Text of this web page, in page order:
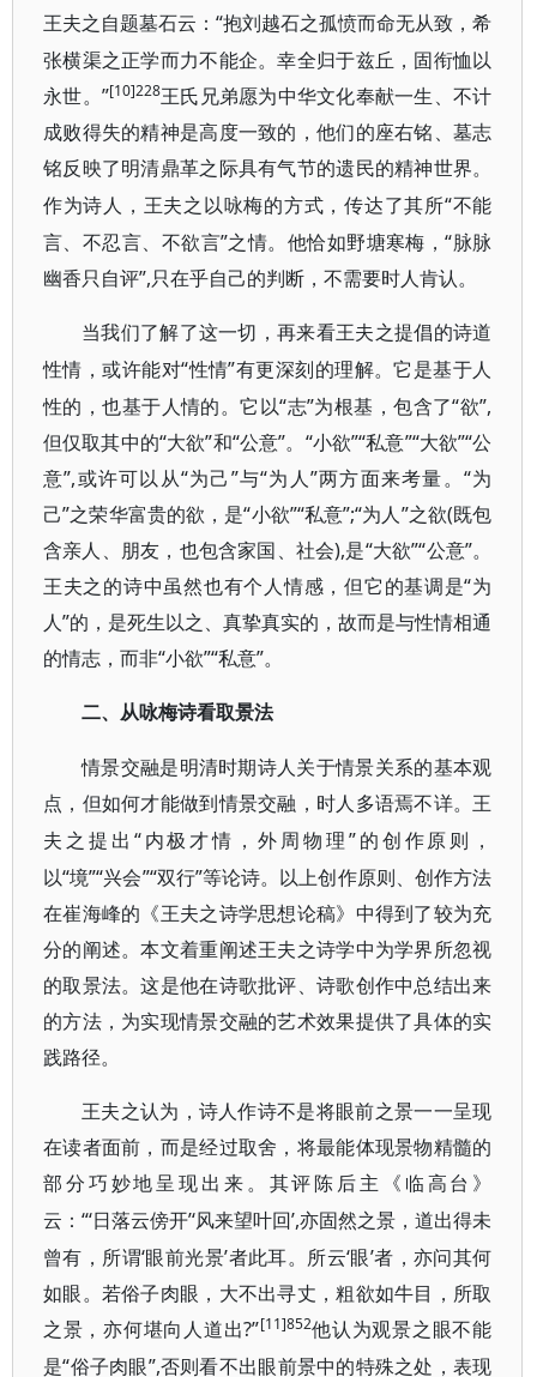
王夫之自题墓石云：“抱刘越石之孤愤而命无从致，希
张横渠之正学而力不能企。幸全归于兹丘，固衔恤以
永世。”[10]228王氏兄弟愿为中华文化奉献一生、不计
成败得失的精神是高度一致的，他们的座右铭、墓志
铭反映了明清鼎革之际具有气节的遗民的精神世界。
作为诗人，王夫之以咏梅的方式，传达了其所“不能
言、不忍言、不欲言”之情。他恰如野塘寒梅，“脉脉
幽香只自评”,只在乎自己的判断，不需要时人肯认。
当我们了解了这一切，再来看王夫之提倡的诗道
性情，或许能对“性情”有更深刻的理解。它是基于人
性的，也基于人情的。它以“志”为根基，包含了“欲”,
但仅取其中的“大欲”和“公意”。“小欲”“私意”“大欲”“公
意”,或许可以从“为己”与“为人”两方面来考量。“为
己”之荣华富贵的欲，是“小欲”“私意”;“为人”之欲(既包
含亲人、朋友，也包含家国、社会),是“大欲”“公意”。
王夫之的诗中虽然也有个人情感，但它的基调是“为
人”的，是死生以之、真挚真实的，故而是与性情相通
的情志，而非“小欲”“私意”。
二、从咏梅诗看取景法
情景交融是明清时期诗人关于情景关系的基本观
点，但如何才能做到情景交融，时人多语焉不详。王
夫之提出 “内极才情，外周物理”的创作原则，
以“境”“兴会”“双行”等论诗。以上创作原则、创作方法
在崔海峰的《王夫之诗学思想论稿》中得到了较为充
分的阐述。本文着重阐述王夫之诗学中为学界所忽视
的取景法。这是他在诗歌批评、诗歌创作中总结出来
的方法，为实现情景交融的艺术效果提供了具体的实
践路径。
王夫之认为，诗人作诗不是将眼前之景一一呈现
在读者面前，而是经过取舍，将最能体现景物精髓的
部分巧妙地呈现出来。其评陈后主《临高台》
云：“‘日落云傍开’‘风来望叶回’,亦固然之景，道出得未
曾有，所谓‘眼前光景’者此耳。所云‘眼’者，亦问其何
如眼。若俗子肉眼，大不出寻丈，粗欲如牛目，所取
之景，亦何堪向人道出?”[11]852他认为观景之眼不能
是“俗子肉眼”,否则看不出眼前景中的特殊之处，表现